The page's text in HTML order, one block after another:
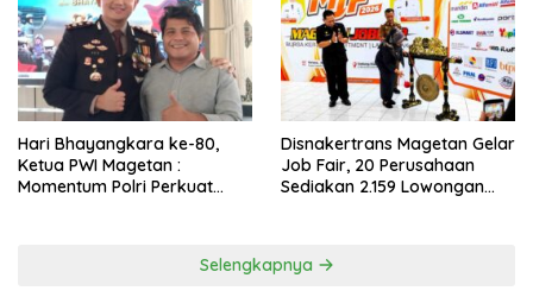
Hari Bhayangkara ke-80,
Ketua PWI Magetan :
Momentum Polri Perkuat
Disnakertrans Magetan Gelar
Job Fair, 20 Perusahaan
Sediakan 2.159 Lowongan
Selengkapnya